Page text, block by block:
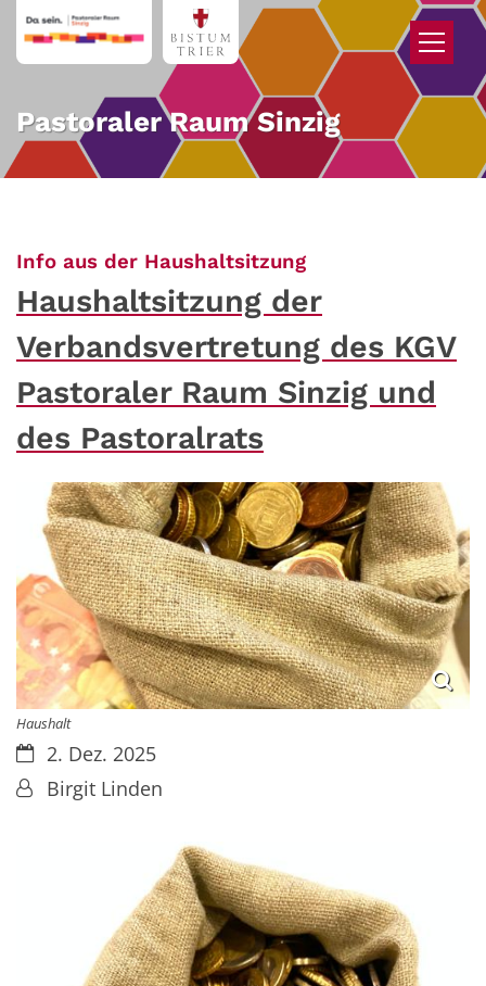
Zum Inhalt springen
Pastoraler Raum Sinzig
Info aus der Haushaltsitzung:
Haushaltsitzung der
Verbandsvertretung des KGV
Pastoraler Raum Sinzig und
des Pastoralrats
Haushalt
Datum:2. Dez. 2025
Von:Birgit Linden